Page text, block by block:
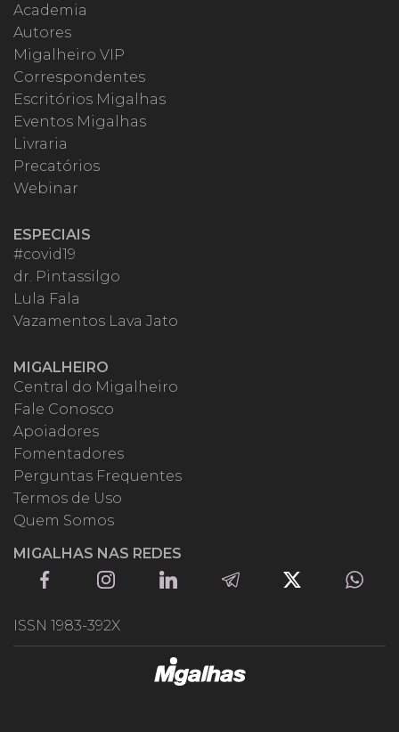
Academia
Autores
Migalheiro VIP
Correspondentes
Escritórios Migalhas
Eventos Migalhas
Livraria
Precatórios
Webinar
ESPECIAIS
#covid19
dr. Pintassilgo
Lula Fala
Vazamentos Lava Jato
MIGALHEIRO
Central do Migalheiro
Fale Conosco
Apoiadores
Fomentadores
Perguntas Frequentes
Termos de Uso
Quem Somos
MIGALHAS NAS REDES
ISSN 1983-392X